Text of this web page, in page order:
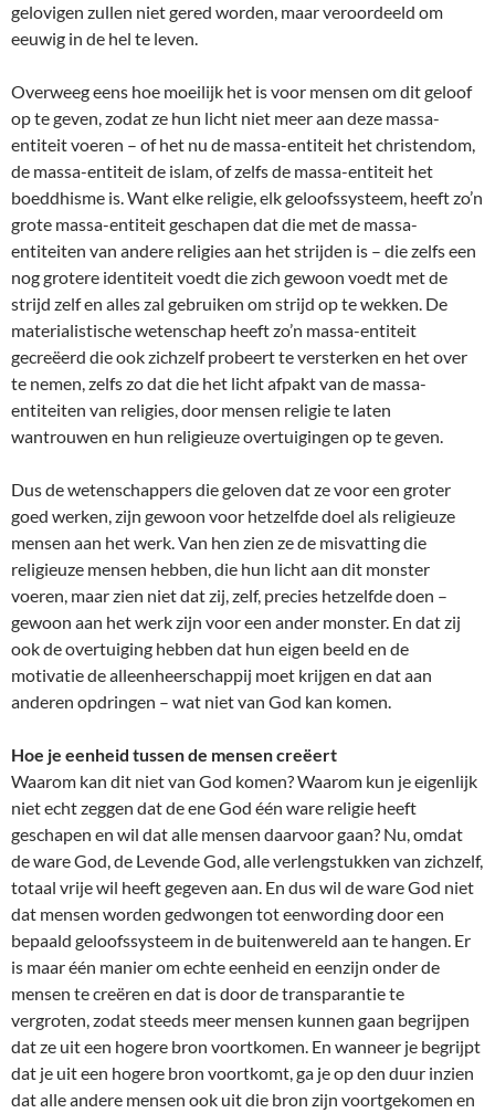
gelovigen zullen niet gered worden, maar veroordeeld om
eeuwig in de hel te leven.
Overweeg eens hoe moeilijk het is voor mensen om dit geloof
op te geven, zodat ze hun licht niet meer aan deze massa-
entiteit voeren – of het nu de massa-entiteit het christendom,
de massa-entiteit de islam, of zelfs de massa-entiteit het
boeddhisme is. Want elke religie, elk geloofssysteem, heeft zo’n
grote massa-entiteit geschapen dat die met de massa-
entiteiten van andere religies aan het strijden is – die zelfs een
nog grotere identiteit voedt die zich gewoon voedt met de
strijd zelf en alles zal gebruiken om strijd op te wekken. De
materialistische wetenschap heeft zo’n massa-entiteit
gecreëerd die ook zichzelf probeert te versterken en het over
te nemen, zelfs zo dat die het licht afpakt van de massa-
entiteiten van religies, door mensen religie te laten
wantrouwen en hun religieuze overtuigingen op te geven.
Dus de wetenschappers die geloven dat ze voor een groter
goed werken, zijn gewoon voor hetzelfde doel als religieuze
mensen aan het werk. Van hen zien ze de misvatting die
religieuze mensen hebben, die hun licht aan dit monster
voeren, maar zien niet dat zij, zelf, precies hetzelfde doen –
gewoon aan het werk zijn voor een ander monster. En dat zij
ook de overtuiging hebben dat hun eigen beeld en de
motivatie de alleenheerschappij moet krijgen en dat aan
anderen opdringen – wat niet van God kan komen.
Hoe je eenheid tussen de mensen creëert
Waarom kan dit niet van God komen? Waarom kun je eigenlijk
niet echt zeggen dat de ene God één ware religie heeft
geschapen en wil dat alle mensen daarvoor gaan? Nu, omdat
de ware God, de Levende God, alle verlengstukken van zichzelf,
totaal vrije wil heeft gegeven aan. En dus wil de ware God niet
dat mensen worden gedwongen tot eenwording door een
bepaald geloofssysteem in de buitenwereld aan te hangen. Er
is maar één manier om echte eenheid en eenzijn onder de
mensen te creëren en dat is door de transparantie te
vergroten, zodat steeds meer mensen kunnen gaan begrijpen
dat ze uit een hogere bron voortkomen. En wanneer je begrijpt
dat je uit een hogere bron voortkomt, ga je op den duur inzien
dat alle andere mensen ook uit die bron zijn voortgekomen en